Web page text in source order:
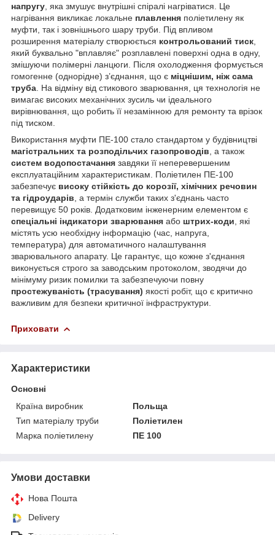
напругу , яка змушує внутрішні спіралі нагріватися. Це
нагрівання викликає локальне плавлення поліетилену як
муфти, так і зовнішнього шару труби. Під впливом
розширення матеріалу створюється контрольований тиск
який буквально "вплавляє" розплавлені поверхні одна в одну,
змішуючи полімерні ланцюги. Після охолодження формується
гомогенне (однорідне) з’єднання, що є міцнішим, ніж сама
труба . На відміну від стикового зварювання, ця технологія не
вимагає високих механічних зусиль чи ідеального
вирівнювання, що робить її незамінною для ремонту та врізок
під тиском.
Використання муфти ПЕ-100 стало стандартом у будівництві
магістральних та розподільчих газопроводів , а також
систем водопостачання завдяки її неперевершеним
експлуатаційним характеристикам. Поліетилен ПЕ-100
забезпечує високу стійкість до корозії, хімічних речовин
та гідроударів , а термін служби таких з'єднань часто
перевищує 50 років. Додатковим інженерним елементом є
спеціальні індикатори зварювання або штрих-коди , які
містять усю необхідну інформацію (час, напруга,
температура) для автоматичного налаштування
зварювального апарату. Це гарантує, що кожне з'єднання
виконується строго за заводським протоколом, зводячи до
мінімуму ризик помилки та забезпечуючи повну
простежуваність (трасування) якості робіт, що є критично
важливим для безпеки критичної інфраструктури.
Приховати
Характеристики
Основні
Країна виробник
Польща
Тип матеріалу труби
Поліетилен
Марка поліетилену
ПЕ 100
Умови доставки
Нова Пошта
Delivery